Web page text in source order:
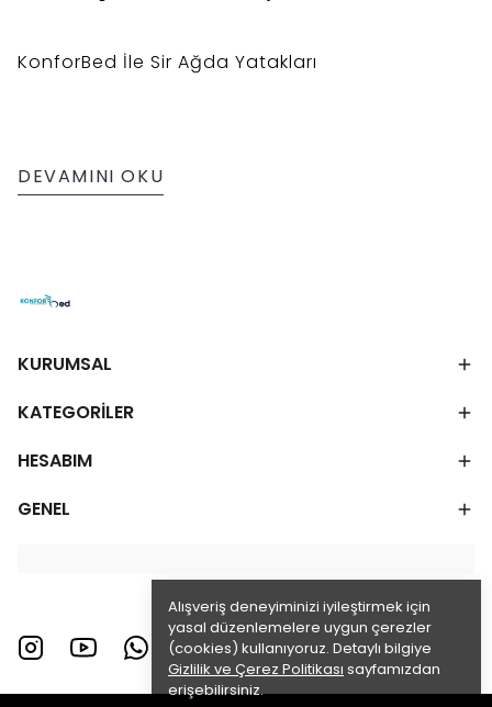
Alışveriş deneyiminizi iyileştirmek için
yasal düzenlemelere uygun çerezler
(cookies) kullanıyoruz. Detaylı bilgiye
Gizlilik ve Çerez Politikası sayfamızdan
erişebilirsiniz.
KonforBed İle Sir Ağda Yatakları
DEVAMINI OKU
KURUMSAL
KATEGORİLER
HESABIM
GENEL